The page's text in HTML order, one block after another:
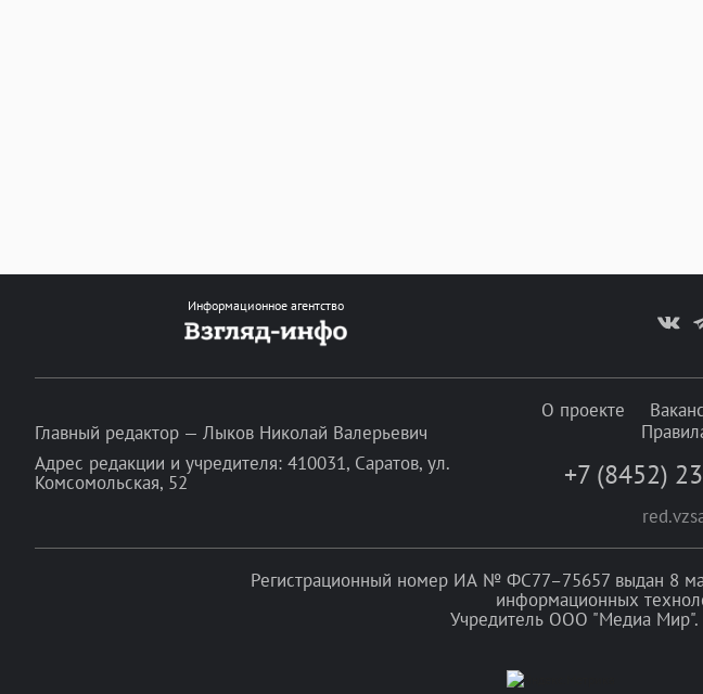
Информационное агентство
Главный редактор — Лыков Николай Валерьевич
Адрес редакции и учредителя: 410031, Саратов, ул.
Комсомольская, 52
О проекте
+7 (8452)
Регистрационный номер ИА № ФС77–75657 выдан 8
информационных
Учредитель ООО "Медиа